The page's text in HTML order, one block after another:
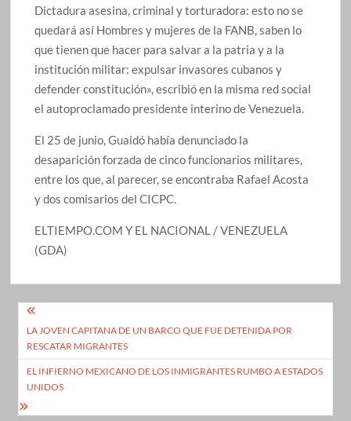
Dictadura asesina, criminal y torturadora: esto no se
quedará así Hombres y mujeres de la FANB, saben lo
que tienen que hacer para salvar a la patria y a la
institución militar: expulsar invasores cubanos y
defender constitución», escribió en la misma red social
el autoproclamado presidente interino de Venezuela.
El 25 de junio, Guaidó había denunciado la
desaparición forzada de cinco funcionarios militares,
entre los que, al parecer, se encontraba Rafael Acosta
y dos comisarios del CICPC.
ELTIEMPO.COM Y EL NACIONAL / VENEZUELA
(GDA)
Navegación
de
entradas
LA JOVEN CAPITANA DE UN BARCO QUE FUE DETENIDA POR
RESCATAR MIGRANTES
EL INFIERNO MEXICANO DE LOS INMIGRANTES RUMBO A ESTADOS
UNIDOS